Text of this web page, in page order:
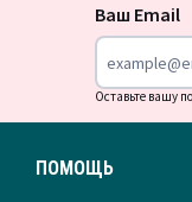
Ваш Email
Оставьте вашу
ПОМОЩЬ